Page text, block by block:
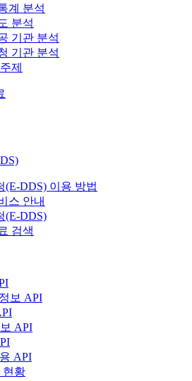
계 분석
분석
기관 분석
기관 분석
제
(E-DDS) 이용 방법
스 안내
(E-DDS)
검색
보 API
API
API
현황